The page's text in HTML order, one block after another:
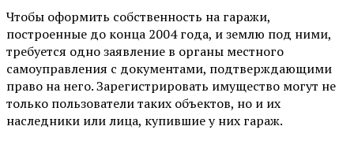
Чтобы оформить собственность на гаражи,
построенные до конца 2004 года, и землю под ними,
требуется одно заявление в органы местного
самоуправления с документами, подтверждающими
право на него. Зарегистрировать имущество могут не
только пользователи таких объектов, но и их
наследники или лица, купившие у них гараж.